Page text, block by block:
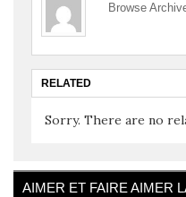
Browse
RELATED
Sorry. There are no
AIMER ET FAIRE AIMER